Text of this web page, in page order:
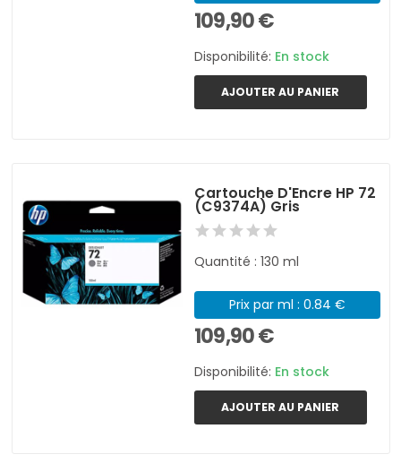
109,90 €
Disponibilité: En stock
AJOUTER AU PANIER
Cartouche D'Encre HP 72
(C9374A) Gris
Quantité : 130 ml
Prix par ml : 0.84 €
109,90 €
Disponibilité: En stock
AJOUTER AU PANIER